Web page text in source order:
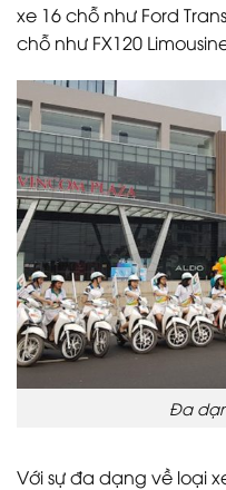
xe 16 chỗ như Ford
chỗ như FX120
Đa
Với sự đa dạng về loại